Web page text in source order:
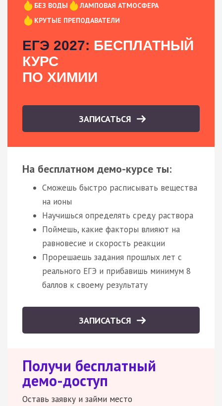
БЕЗ ВОДЫ
ЛАМПОВАЯ АТМОСФЕРА
КРУТЫЕ ПРЕПОДАВАТЕЛИ
ЕГЭ 2027: БЕСПЛАТНЫЙ
КУРС
ПО ХИМИИ
ЗАПИСАТЬСЯ
На бесплатном демо-курсе ты:
Сможешь быстро расписывать вещества
на ионы
Научишься определять среду раствора
Поймешь, какие факторы влияют на
равновесие и скорость реакции
Прорешаешь задания прошлых лет с
реального ЕГЭ и прибавишь минимум 8
баллов к своему результату
ЗАПИСАТЬСЯ
Получи бесплатный
демо-доступ
Оставь заявку и займи место